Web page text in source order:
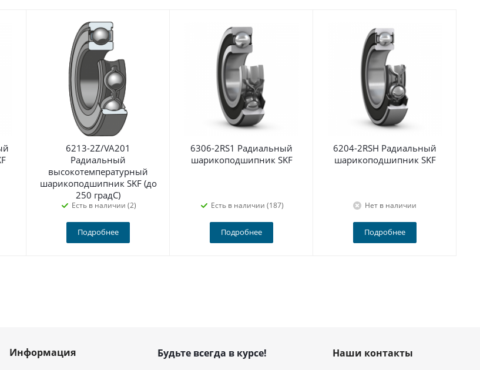
6213-2Z/VA201
Радиальный
высокотемпературный
шарикоподшипник SKF (до
250 градС)
Есть в наличии (2)
Подробнее
6306-2RS1 Радиальный
шарикоподшипник SKF
Есть в наличии (187)
Подробнее
6204-2RSH Радиальный
шарикоподшипник SKF
Нет в наличии
Подробнее
Информация Будьте всегда в курсе! Наши контакты